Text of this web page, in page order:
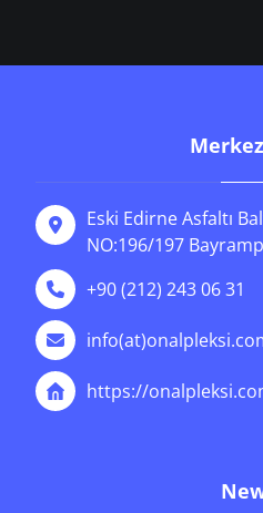
Eski Edirne Asfaltı
NO:196/197
+90 (212) 243 06 31
https://